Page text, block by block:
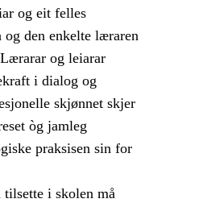
og eit felles
og den enkelte læraren
og leiarar
i dialog og
skjønnet skjer
òg jamleg
praksisen sin for
tilsette i skolen må